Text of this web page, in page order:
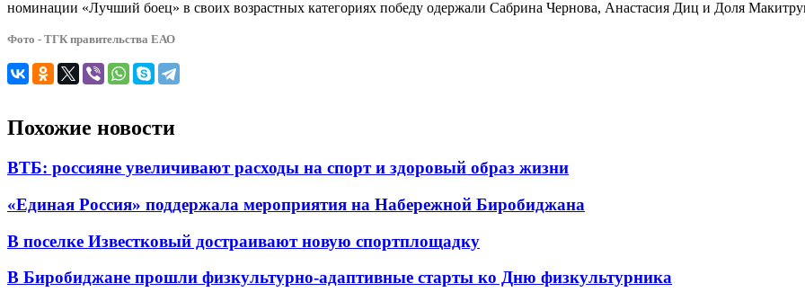
номинации «Лучший боец» в своих возрастных категориях победу одержали Сабрина Чернова, Анастасия Диц и Доля
Фото - ТГК правительства ЕАО
Похожие новости
ВТБ: россияне увеличивают расходы на спорт и здоровый образ жизни
«Единая Россия» поддержала мероприятия на Набережной Биробиджана
В поселке Известковый достраивают новую спортплощадку
В Биробиджане прошли физкультурно-адаптивные старты ко Дню физкультурника